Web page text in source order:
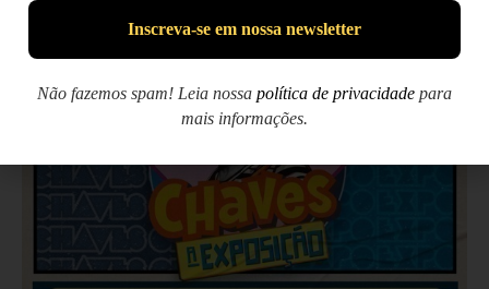
Não fazemos spam! Leia nossa política de privacidade para
mais informações.